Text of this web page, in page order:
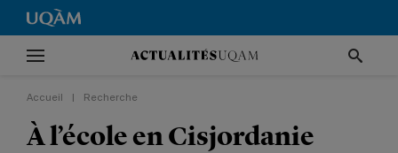
Accueil Recherche
À l’école en Cisjordanie